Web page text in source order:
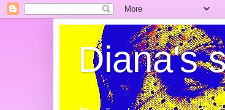
Diana's